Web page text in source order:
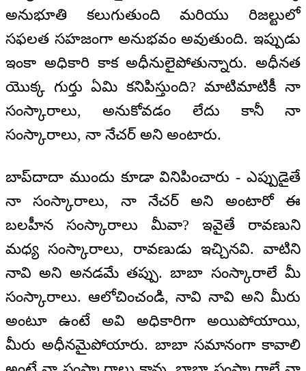
అనుభూతి కలుగుతుంది మరియు రిజల్టులో
సఫలత సహజంగా అనుభవం అవుతుంది. ఇప్పుడు
ఇంకా అధికారి కాక అధీనులైపోతున్నారు. అధీనత
యొక్క గుర్తు ఏమి కనిపిస్తుంది? మాటిమాటికీ నా
సంస్కారాలు, అనుకోవడం లేదు కానీ నా
సంస్కారాలు, నా నేచర్‌ అని అంటారు.
బాప్‌దాదా ముందు కూడా వినిపించారు - ఎప్పుడైతే
నా సంస్కారాలు, నా నేచర్‌ అని అంటారో ఈ
బలహీన సంస్కారాలు మీవా? ఇవైతే రావణుని
మధ్య సంస్కారాలు, రావణుడు ఇచ్చినవి. వాటిని
నావి అని అనడమే తప్పు. బాబా సంస్కారాలే మీ
సంస్కారాలు. ఆలోచించండి, నావి నావి అని మీరు
అంటూ ఉంటే అవి అధికారిగా అయిపోయాయి,
మీరు అధీనమైపోయారు. బాబా సమానంగా కావాలి